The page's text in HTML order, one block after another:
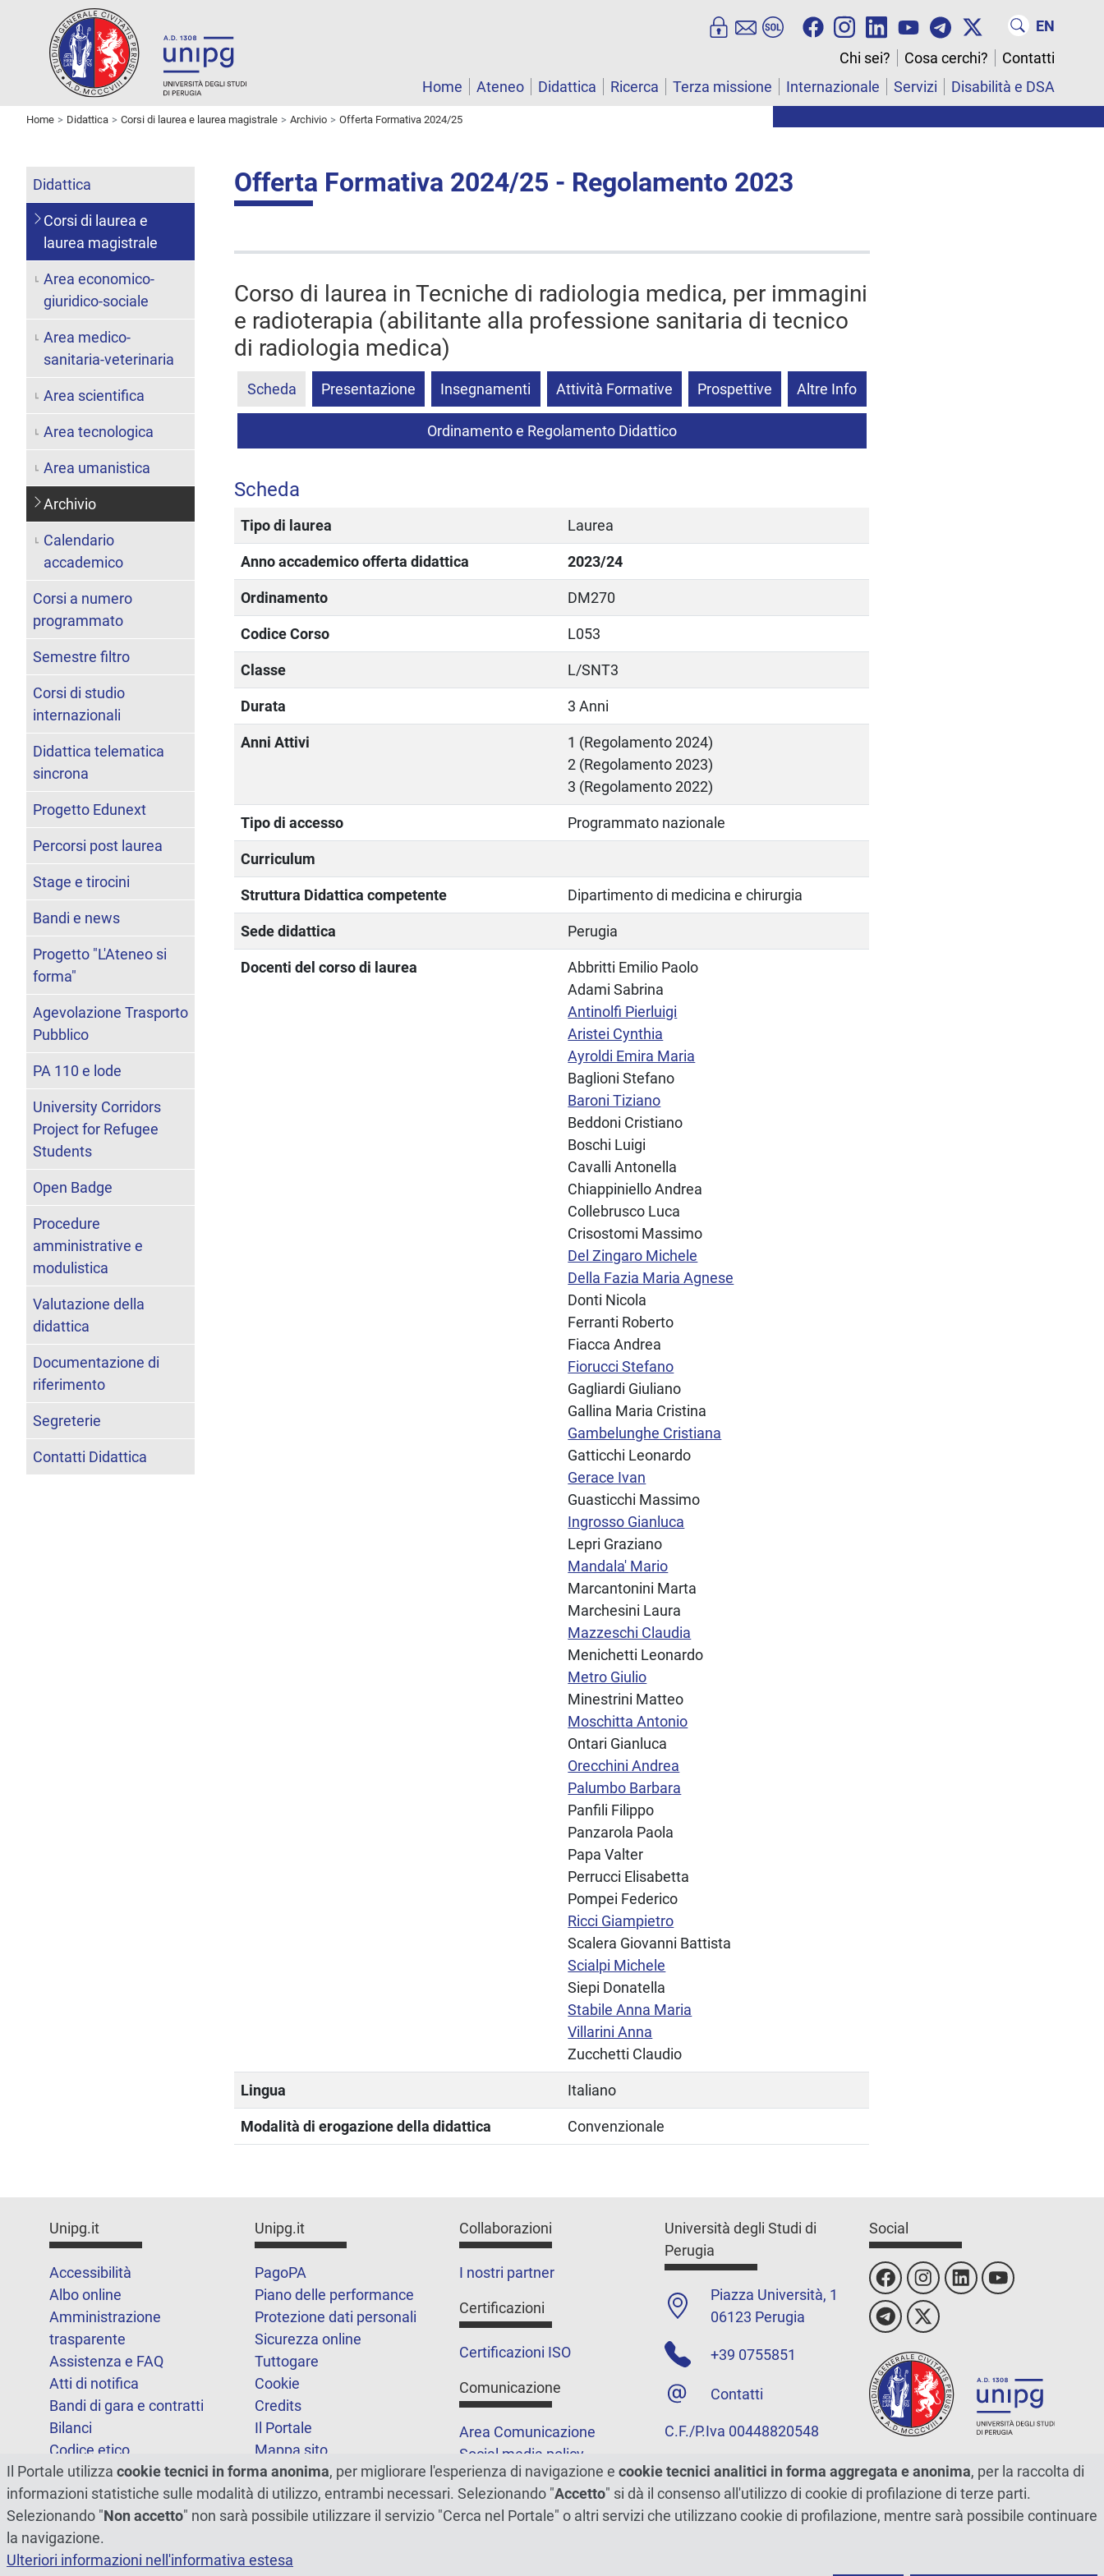
EN
Chi sei?
Cosa cerchi?
Contatti
Home
Ateneo Didattica Ricerca Terza missione Internazionale Servizi Disabilità e DSA
Home Didattica Corsi di laurea e laurea magistrale Archivio Offerta Formativa 2024/25
Offerta Formativa 2024/25 - Regolamento 2023
Corso di laurea in Tecniche di radiologia medica, per immagini
e radioterapia (abilitante alla professione sanitaria di tecnico
di radiologia medica)
Scheda Presentazione Insegnamenti Attività Formative Prospettive Altre Info
Ordinamento e Regolamento Didattico
Scheda
Tipo di laurea Laurea
Anno accademico offerta didattica 2023/24
Ordinamento DM270
Codice Corso L053
Classe L/SNT3
Durata 3 Anni
Anni Attivi
1 (Regolamento 2024)
2 (Regolamento 2023)
3 (Regolamento 2022)
Tipo di accesso Programmato nazionale
Curriculum
Struttura Didattica competente Dipartimento di medicina e chirurgia
Sede didattica Perugia
Docenti del corso di laurea
Abbritti Emilio Paolo
Adami Sabrina
Antinolfi Pierluigi
Aristei Cynthia
Ayroldi Emira Maria
Baglioni Stefano
Baroni Tiziano
Beddoni Cristiano
Boschi Luigi
Cavalli Antonella
Chiappiniello Andrea
Collebrusco Luca
Crisostomi Massimo
Del Zingaro Michele
Della Fazia Maria Agnese
Donti Nicola
Ferranti Roberto
Fiacca Andrea
Fiorucci Stefano
Gagliardi Giuliano
Gallina Maria Cristina
Gambelunghe Cristiana
Gatticchi Leonardo
Gerace Ivan
Guasticchi Massimo
Ingrosso Gianluca
Lepri Graziano
Mandala' Mario
Marcantonini Marta
Marchesini Laura
Mazzeschi Claudia
Menichetti Leonardo
Metro Giulio
Minestrini Matteo
Moschitta Antonio
Ontari Gianluca
Orecchini Andrea
Palumbo Barbara
Panfili Filippo
Panzarola Paola
Papa Valter
Perrucci Elisabetta
Pompei Federico
Ricci Giampietro
Scalera Giovanni Battista
Scialpi Michele
Siepi Donatella
Stabile Anna Maria
Villarini Anna
Zucchetti Claudio
Lingua Italiano
Modalità di erogazione della didattica Convenzionale
Didattica
Corsi di laurea e
laurea magistrale
Area economico-
giuridico-sociale
Area medico-
sanitaria-veterinaria
Area scientifica
Area tecnologica
Area umanistica
Archivio
Calendario
accademico
Corsi a numero
programmato
Semestre filtro
Corsi di studio
internazionali
Didattica telematica
sincrona
Progetto Edunext
Percorsi post laurea
Stage e tirocini
Bandi e news
Progetto "L'Ateneo si
forma"
Agevolazione Trasporto
Pubblico
PA 110 e lode
University Corridors
Project for Refugee
Students
Open Badge
Procedure
amministrative e
modulistica
Valutazione della
didattica
Documentazione di
riferimento
Segreterie
Contatti Didattica
Unipg.it
Accessibilità
Albo online
Amministrazione
trasparente
Assistenza e FAQ
Atti di notifica
Bandi di gara e contratti
Bilanci
Codice etico
FOIA
Note legali
Unipg.it
PagoPA
Piano delle performance
Protezione dati personali
Sicurezza online
Tuttogare
Cookie
Credits
Il Portale
Mappa sito
Statistiche
Dichiarazione di
accessibilità
Collaborazioni
I nostri partner
Certificazioni
Certificazioni ISO
Comunicazione
Area Comunicazione
Social media policy
Podcast
Merchandising e shop
5xmille
Università degli Studi di
Perugia
Piazza Università, 1
06123 Perugia
+39 0755851
Contatti
C.F./P.Iva 00448820548
Social
Il Portale utilizza cookie tecnici in forma anonima, per migliorare l'esperienza di navigazione e cookie tecnici analitici in forma aggregata e anonima, per la raccolta di
informazioni statistiche sulle modalità di utilizzo, entrambi necessari. Selezionando "Accetto" si dà il consenso all'utilizzo di cookie di profilazione di terze parti.
Selezionando "Non accetto" non sarà possibile utilizzare il servizio "Cerca nel Portale" o altri servizi che utilizzano cookie di profilazione, mentre sarà possibile continuare
la navigazione.
Ulteriori informazioni nell'informativa estesa